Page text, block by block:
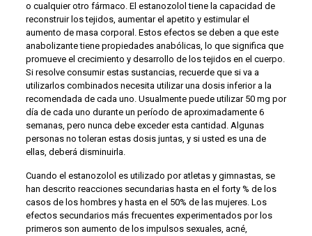
o cualquier otro fármaco. El estanozolol tiene la capacidad de
reconstruir los tejidos, aumentar el apetito y estimular el
aumento de masa corporal. Estos efectos se deben a que este
anabolizante tiene propiedades anabólicas, lo que significa que
promueve el crecimiento y desarrollo de los tejidos en el cuerpo.
Si resolve consumir estas sustancias, recuerde que si va a
utilizarlos combinados necesita utilizar una dosis inferior a la
recomendada de cada uno. Usualmente puede utilizar 50 mg por
día de cada uno durante un período de aproximadamente 6
semanas, pero nunca debe exceder esta cantidad. Algunas
personas no toleran estas dosis juntas, y si usted es una de
ellas, deberá disminuirla.
Cuando el estanozolol es utilizado por atletas y gimnastas, se
han descrito reacciones secundarias hasta en el forty % de los
casos de los hombres y hasta en el 50% de las mujeres. Los
efectos secundarios más frecuentes experimentados por los
primeros son aumento de los impulsos sexuales, acné,